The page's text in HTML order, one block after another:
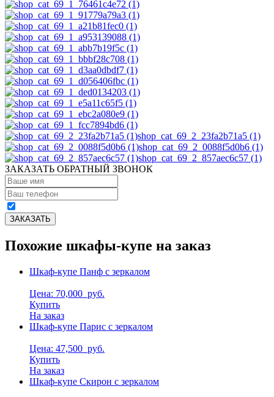
shop_cat_69_2_23fa2b71a5 (1)
shop_cat_69_2_0088f5d0b6 (1)
shop_cat_69_2_857aec6c57 (1)
ЗАКАЗАТЬ ОБРАТНЫЙ ЗВОНОК
Похожие шкафы-купе на заказ
Шкаф-купе Панф с зеркалом
Цена: 70,000 руб.
Купить
На заказ
Шкаф-купе Парис с зеркалом
Цена: 47,500 руб.
Купить
На заказ
Шкаф-купе Скирон с зеркалом